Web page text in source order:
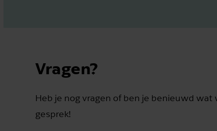
Vragen?
Heb je nog vragen of ben je benieuwd
gesprek!